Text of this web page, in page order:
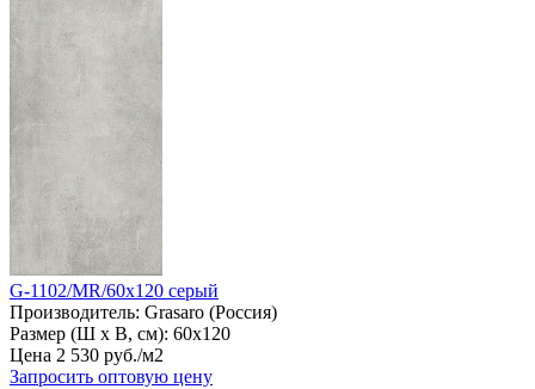
G-1102/MR/60x120 серый
Производитель: Grasaro (Россия)
Размер (Ш х В, см): 60х120
Цена 2 530 руб./м2
Запросить оптовую цену